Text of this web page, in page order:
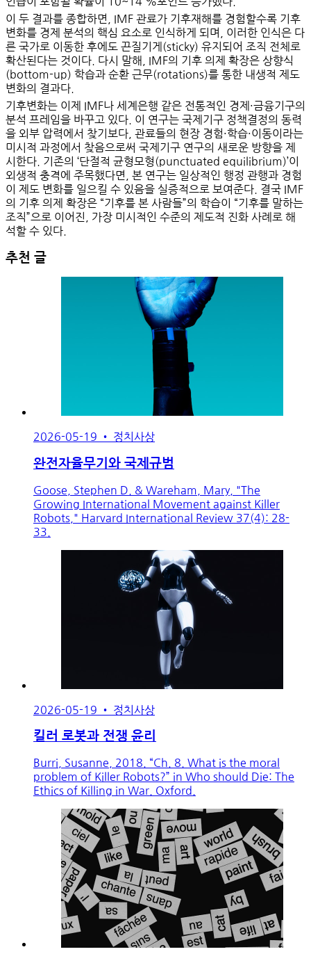
이 두 결과를 종합하면, IMF 관료가 기후재해를 경험할수록 기후
변화를 경제 분석의 핵심 요소로 인식하게 되며, 이러한 인식은 다
른 국가로 이동한 후에도 끈질기게(sticky) 유지 되어 조직 전체로
확산된다는 것이다. 다시 말해, IMF의 기후 의제 확장은 상향식
(bottom-up) 학습과 순환 근무(rotations)를 통한 내생적 제도
변화의 결과다.
기후변화는 이제 IMF나 세계은행 같은 전통적인 경제·금융기구의
분석 프레임을 바꾸고 있다. 이 연구는 국제기구 정책결정의 동력
을 외부 압력에서 찾기보다, 관료들의 현장 경험·학습·이동이라는
미시적 과정에서 찾음으로써 국제기구 연구의 새로운 방향을 제
시한다. 기존의 ‘단절적 균형모형(punctuated equilibrium)’이
외생적 충격에 주목했다면, 본 연구는 일상적인 행정 관행과 경험
이 제도 변화를 일으킬 수 있음을 실증적으로 보여준다.
결국 IMF
의 기후 의제 확장은 “기후를 본 사람들”의 학습이 “기후를 말하는
조직”으로 이어진, 가장 미시적인 수준의 제도적 진화 사례로 해
석할 수 있다.
추천 글
2026-05-19 • 정치사상
완전자율무기와 국제규범
Goose, Stephen D. & Wareham, Mary, "The
Growing International Movement against Killer
Robots," Harvard International Review 37(4): 28-
33.
2026-05-19 • 정치사상
킬러 로봇과 전쟁 윤리
Burri, Susanne, 2018. “Ch. 8. What is the moral
problem of Killer Robots?” in Who should Die: The
Ethics of Killing in War. Oxford.